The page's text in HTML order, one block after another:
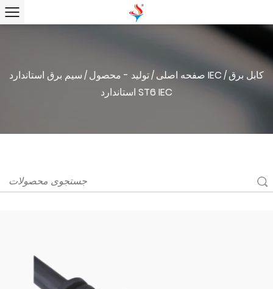
صفحه اصلی /تولید - محصول / سیم برق استاندارد IEC / کابل برق
استاندارد ST6 IEC